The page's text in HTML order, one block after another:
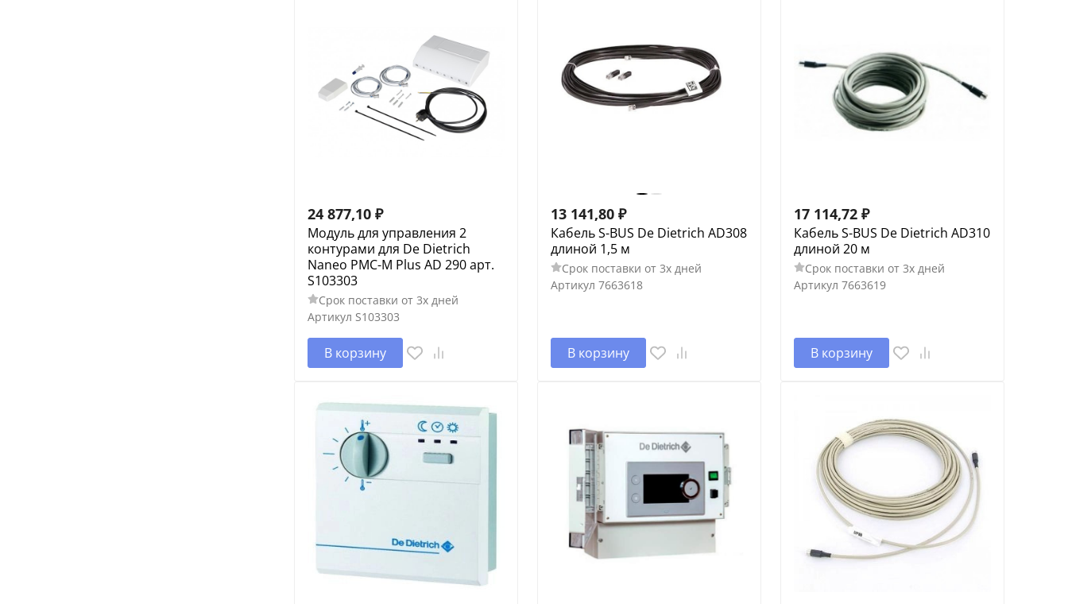
24 877,10 ₽
Модуль для управления 2
контурами для De Dietrich
Naneo PMC-M Plus AD 290 арт.
S103303
Срок поставки от 3х дней
Артикул S103303
В корзину
13 141,80 ₽
Кабель S-BUS De Dietrich AD308
длиной 1,5 м
Срок поставки от 3х дней
Артикул 7663618
В корзину
17 114,72 ₽
Кабель S-BUS De Dietrich AD310
длиной 20 м
Срок поставки от 3х дней
Артикул 7663619
В корзину